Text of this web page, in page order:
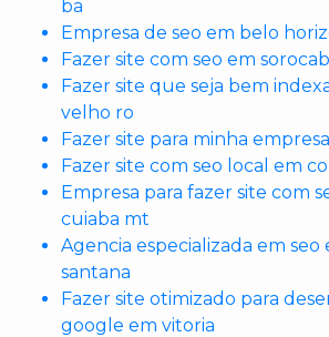
ba
Empresa de seo em belo
Fazer site com seo em
Fazer site que seja bem
velho ro
Fazer site para minha
Fazer site com seo local em
Empresa para fazer site com
cuiaba mt
Agencia especializada em seo
santana
Fazer site otimizado para
google em vitoria